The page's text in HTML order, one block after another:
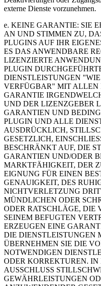
externe Dienste vorzunehmen.
e. KEINE GARANTIE: SIE
AN UND STIMMEN ZU,
PLUGINS AUF IHR
ES DAS ANWENDBARE
LIZENZIERTE
PLUGIN
DIENSTLEISTUNGEN
VERFÜGBAR" MIT ALLEN
GARANTIE
UND DER LIZENZGEBER
GARANTIEN UND
PLUGIN UND ALLE
AUSDRÜCKLICH,
GESETZLICH,
BESCHRÄNKT AUF, DIE
GARANTIEN UND/ODER
MARKTFÄHIGKEIT, DER
EIGNUNG FÜR EINEN
GENAUIGKEIT, DES
NICHTVERLETZUNG
MÜNDLICHEN ODER
ODER RATSCHLÄGE, DIE
SEINEM BEFUGTEN
ERZEUGEN EINE
DIE DIENSTLEISTUNGEN
ÜBERNEHMEN SIE DIE
NOTWENDIGEN
ODER KORREKTUREN.
AUSSCHLUSS
GEWÄHRLEISTUNGEN